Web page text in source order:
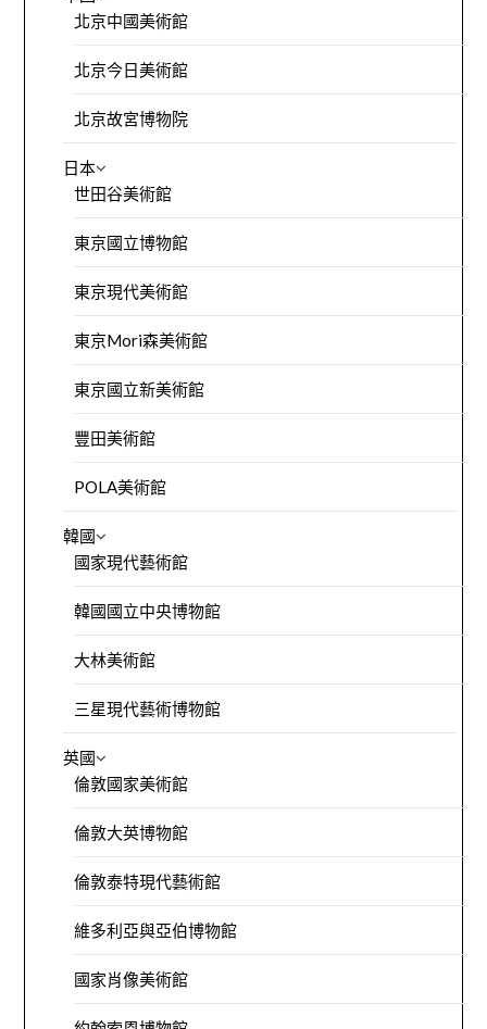
北京中國美術館
北京今日美術館
北京故宮博物院
日本
世田谷美術館
東京國立博物館
東京現代美術館
東京Mori森美術館
東京國立新美術館
豐田美術館
POLA美術館
韓國
國家現代藝術館
韓國國立中央博物館
大林美術館
三星現代藝術博物館
英國
倫敦國家美術館
倫敦大英博物館
倫敦泰特現代藝術館
維多利亞與亞伯博物館
國家肖像美術館